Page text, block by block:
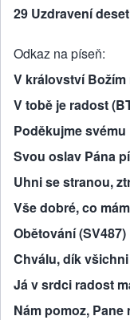
29 Uzdravení
Odkaz na píseň
V království Božím
V tobě je radost
Poděkujme svému
Svou oslav Pána
Uhni se stranou,
Vše dobré, co
Obětování (SV487)
Chválu, dík
Já v srdci radost
Nám pomoz, Pane